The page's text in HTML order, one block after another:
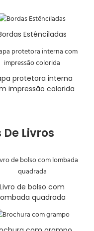
Estênciladas
protetora interna
impressão colorida
Livros
Livro de bolso com
quadrada